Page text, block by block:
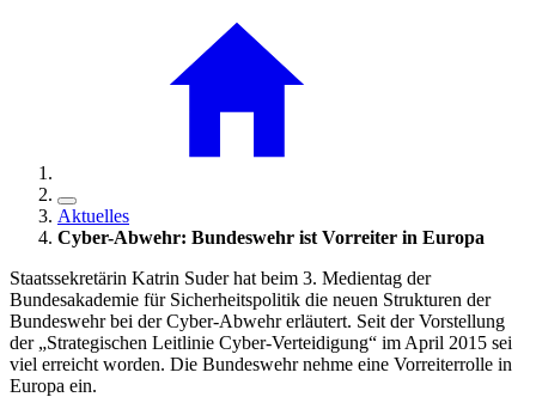
Aktuelles
Cyber-Abwehr: Bundeswehr ist Vorreiter in Europa
Staatssekretärin Katrin Suder hat beim 3. Medientag der
Bundesakademie für Sicherheitspolitik die neuen Strukturen der
Bundeswehr bei der Cyber-Abwehr erläutert. Seit der Vorstellung
der „Strategischen Leitlinie Cyber-Verteidigung“ im April 2015 sei
viel erreicht worden. Die Bundeswehr nehme eine Vorreiterrolle in
Europa ein.